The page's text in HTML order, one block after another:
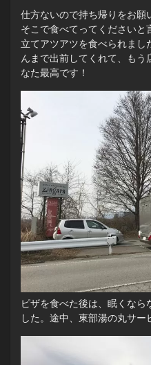
仕方ないので持ち帰りをお願
そこで食べてってください
立てアツアツを食べられまし
んまで出前してくれて、も
なた最高です！
ピザを食べた後は、眠くなら
した。途中、東部湯の丸サー